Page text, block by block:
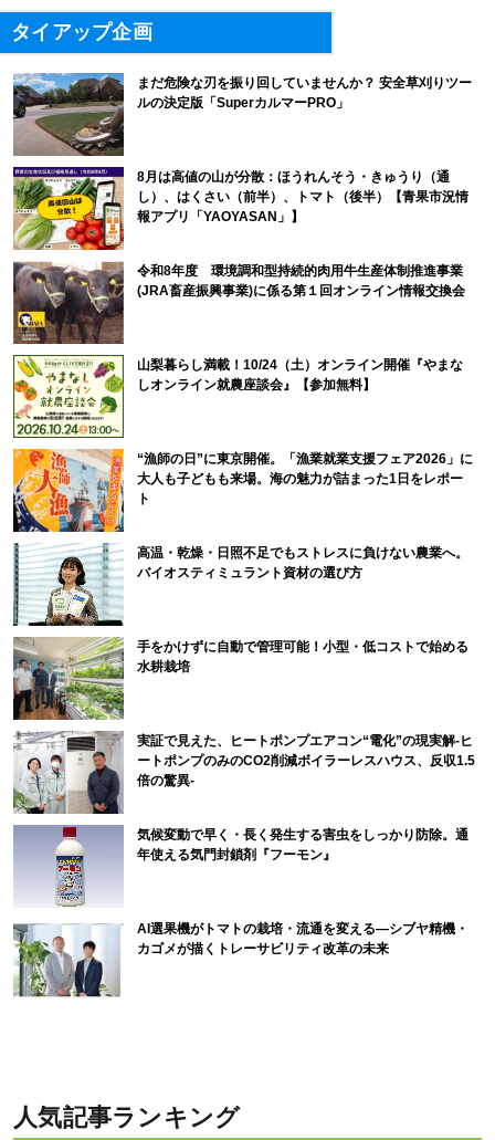
タイアップ企画
まだ危険な刃を振り回していませんか？ 安全草刈りツー
ルの決定版「SuperカルマーPRO」
8月は高値の山が分散：ほうれんそう・きゅうり（通
し）、はくさい（前半）、トマト（後半）【青果市況情
報アプリ「YAOYASAN」】
令和8年度 環境調和型持続的肉用牛生産体制推進事業
(JRA畜産振興事業)に係る第１回オンライン情報交換会
山梨暮らし満載！10/24（土）オンライン開催『やまな
しオンライン就農座談会』【参加無料】
“漁師の日”に東京開催。「漁業就業支援フェア2026」に
大人も子どもも来場。海の魅力が詰まった1日をレポー
ト
高温・乾燥・日照不足でもストレスに負けない農業へ。
バイオスティミュラント資材の選び方
手をかけずに自動で管理可能！小型・低コストで始める
水耕栽培
実証で見えた、ヒートポンプエアコン“電化”の現実解-ヒ
ートポンプのみのCO2削減ボイラーレスハウス、反収1.5
倍の驚異-
気候変動で早く・長く発生する害虫をしっかり防除。通
年使える気門封鎖剤『フーモン』
AI選果機がトマトの栽培・流通を変える―シブヤ精機・
カゴメが描くトレーサビリティ改革の未来
人気記事ランキング